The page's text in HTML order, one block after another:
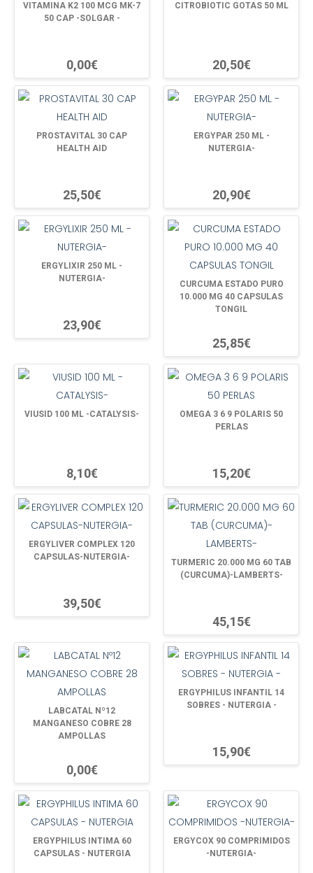
VITAMINA K2 100 MCG MK-7
50 CAP -SOLGAR -
0,00€
CITROBIOTIC GOTAS 50 ML
20,50€
PROSTAVITAL 30 CAP
HEALTH AID
25,50€
ERGYPAR 250 ML -
NUTERGIA-
20,90€
ERGYLIXIR 250 ML -
NUTERGIA-
23,90€
CURCUMA ESTADO PURO
10.000 MG 40 CAPSULAS
TONGIL
25,85€
VIUSID 100 ML -CATALYSIS-
8,10€
OMEGA 3 6 9 POLARIS 50
PERLAS
15,20€
ERGYLIVER COMPLEX 120
CAPSULAS-NUTERGIA-
39,50€
TURMERIC 20.000 MG 60 TAB
(CURCUMA)-LAMBERTS-
45,15€
LABCATAL Nº12
MANGANESO COBRE 28
AMPOLLAS
0,00€
ERGYPHILUS INFANTIL 14
SOBRES - NUTERGIA -
15,90€
ERGYPHILUS INTIMA 60
CAPSULAS - NUTERGIA
ERGYCOX 90 COMPRIMIDOS
-NUTERGIA-